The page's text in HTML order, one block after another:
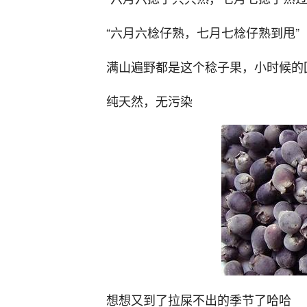
“六月六棯仔熟，七月七棯仔熟到甩”
满山遍野都是这个稔子果，小时候
纯天然，无污染
想想又到了拉屎不出的季节了哈哈